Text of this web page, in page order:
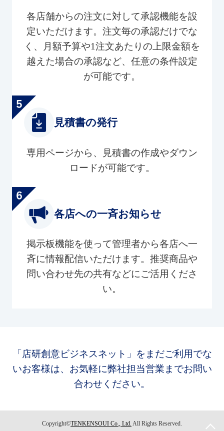
各店舗からの注文に対して承認機能を設
定いただけます。注文毎の承認だけでな
く、月額予算や1注文あたりの上限金額を
越えた場合の承認など、任意の条件設定
が可能です。
見積書の発行
専用ページから、見積書の作成やダウン
ロードが可能です。
各店への一斉お知らせ
掲示板機能を使って管理者から各店へ一
斉に情報配信いただけます。推奨商品や
問い合わせ先の共有などにご活用くださ
い。
「店研創意ビジネスネット」をまだご利用でな
いお客様は、お気軽に弊社担当営業までお問い
合わせください。
Copyright©TENKENSOUI Co., Ltd. All Rights Reserved.